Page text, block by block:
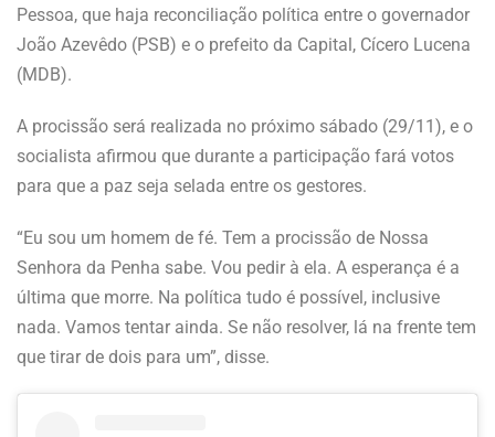
Pessoa, que haja reconciliação política entre o governador
João Azevêdo (PSB) e o prefeito da Capital, Cícero Lucena
(MDB).
A procissão será realizada no próximo sábado (29/11), e o
socialista afirmou que durante a participação fará votos
para que a paz seja selada entre os gestores.
“Eu sou um homem de fé. Tem a procissão de Nossa
Senhora da Penha sabe. Vou pedir à ela. A esperança é a
última que morre. Na política tudo é possível, inclusive
nada. Vamos tentar ainda. Se não resolver, lá na frente tem
que tirar de dois para um”, disse.